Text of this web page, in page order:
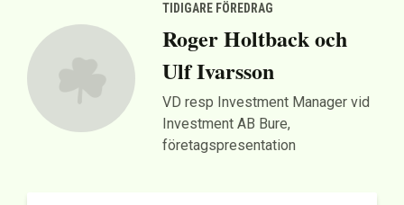
TIDIGARE FÖREDRAG
Roger Holtback och
Ulf Ivarsson
VD resp Investment Manager vid
Investment AB Bure,
företagspresentation